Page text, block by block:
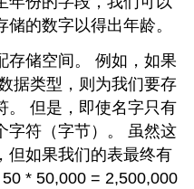
的数字以得出年龄。
存储空间。 例如，如果
据类型，则为我们要存
。 但是，即使名字只有
字符（字节）。 虽然这
但如果我们的表最终有
* 50,000 = 2,500,000